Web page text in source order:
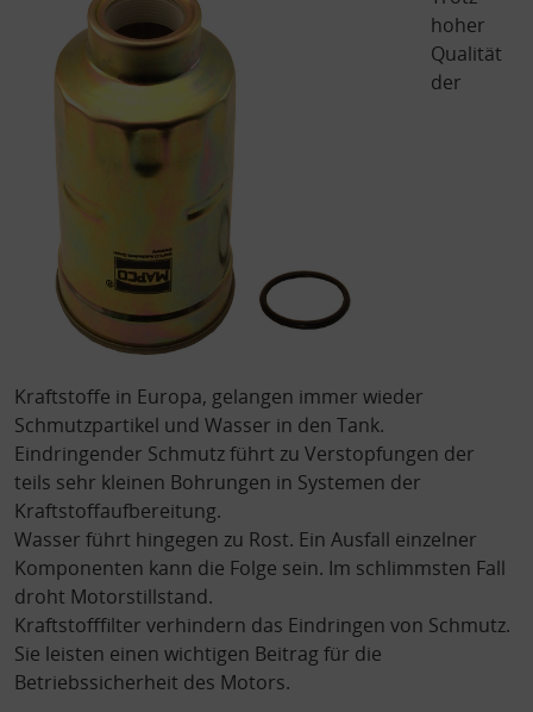
hoher
Qualität
der
Kraftstoffe in Europa, gelangen immer wieder
Schmutzpartikel und Wasser in den Tank.
Eindringender Schmutz führt zu Verstopfungen der
teils sehr kleinen Bohrungen in Systemen der
Kraftstoffaufbereitung.
Wasser führt hingegen zu Rost. Ein Ausfall einzelner
Komponenten kann die Folge sein. Im schlimmsten Fall
droht Motorstillstand.
Kraftstofffilter verhindern das Eindringen von Schmutz.
Sie leisten einen wichtigen Beitrag für die
Betriebssicherheit des Motors.